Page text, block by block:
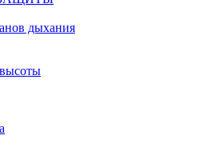
дыхания